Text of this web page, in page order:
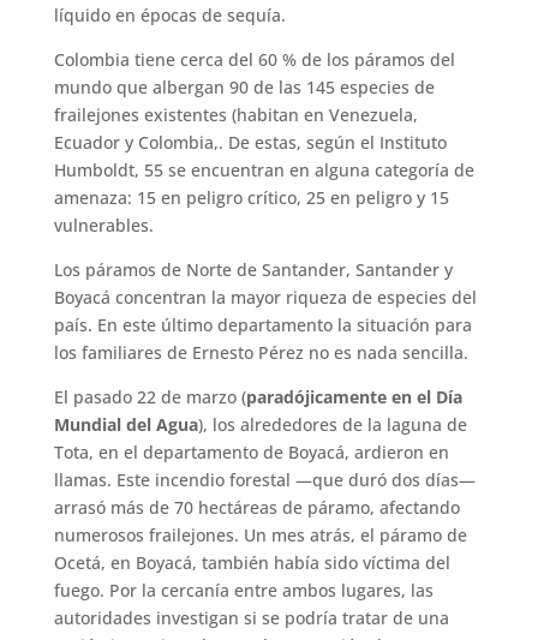
líquido en épocas de sequía.
Colombia tiene cerca del 60 % de los páramos del
mundo que albergan 90 de las 145 especies de
frailejones existentes (habitan en Venezuela,
Ecuador y Colombia,. De estas, según el Instituto
Humboldt, 55 se encuentran en alguna categoría de
amenaza: 15 en peligro crítico, 25 en peligro y 15
vulnerables.
Los páramos de Norte de Santander, Santander y
Boyacá concentran la mayor riqueza de especies del
país. En este último departamento la situación para
los familiares de Ernesto Pérez no es nada sencilla.
El pasado 22 de marzo (paradójicamente en el Día
Mundial del Agua), los alrededores de la laguna de
Tota, en el departamento de Boyacá, ardieron en
llamas. Este incendio forestal —que duró dos días—
arrasó más de 70 hectáreas de páramo, afectando
numerosos frailejones. Un mes atrás, el páramo de
Ocetá, en Boyacá, también había sido víctima del
fuego. Por la cercanía entre ambos lugares, las
autoridades investigan si se podría tratar de una